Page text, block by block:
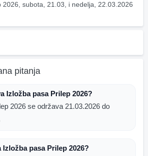
2026, subota, 21.03, i nedelja, 22.03.2026
pitanja
Izložba pasa Prilep 2026?
2026 se održava 21.03.2026 do
Izložba pasa Prilep 2026?